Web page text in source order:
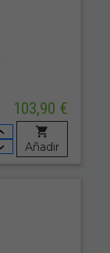
103,90 €
Añadir